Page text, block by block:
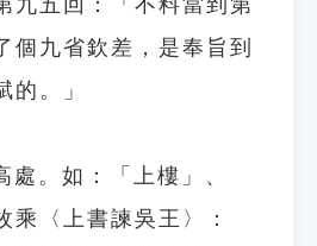
九五回：「不料當到第
個九省欽差，是奉旨到
的。」
。如：「上樓」、
乘〈上書諫吳王〉：